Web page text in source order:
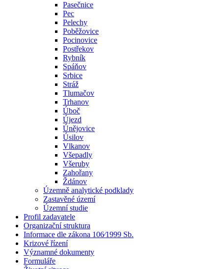
Pasečnice
Pec
Pelechy
Poběžovice
Pocinovice
Postřekov
Rybník
Spáňov
Srbice
Stráž
Tlumačov
Trhanov
Úboč
Újezd
Únějovice
Úsilov
Vlkanov
Všepadly
Všeruby
Zahořany
Ždánov
Územně analytické podklady
Zastavěné území
Územní studie
Profil zadavatele
Organizační struktura
Informace dle zákona 106⁄1999 Sb.
Krizové řízení
Významné dokumenty
Formuláře